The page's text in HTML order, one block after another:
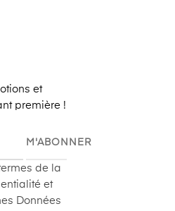
et
première !
M'ABONNER
de la
et
Données